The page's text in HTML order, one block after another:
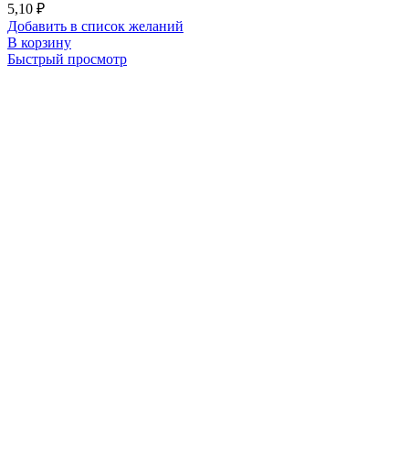
5,10 ₽
Добавить в список желаний
В корзину
Быстрый просмотр